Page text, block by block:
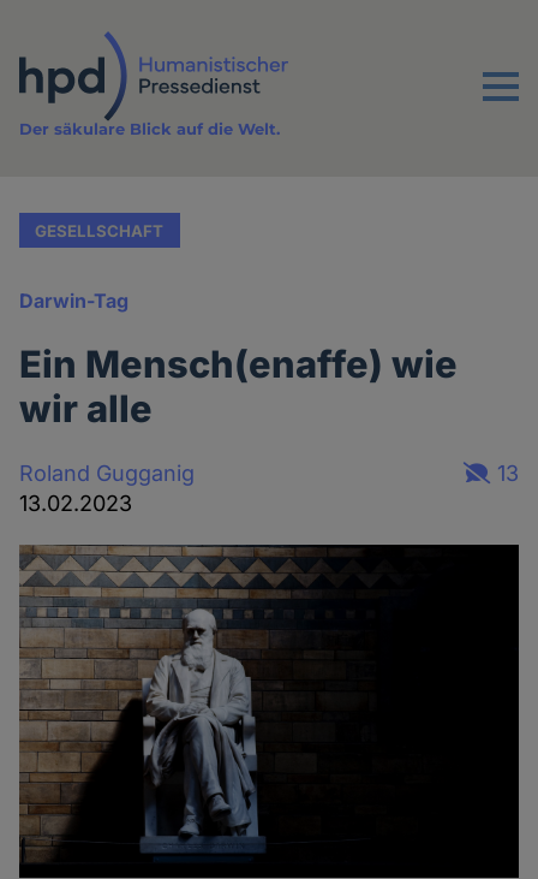
Inhalt
Menu
Der säkulare Blick auf die Welt.
GESELLSCHAFT
Darwin-Tag
Ein Mensch(enaffe) wie
wir alle
Roland Gugganig
13.02.2023
13